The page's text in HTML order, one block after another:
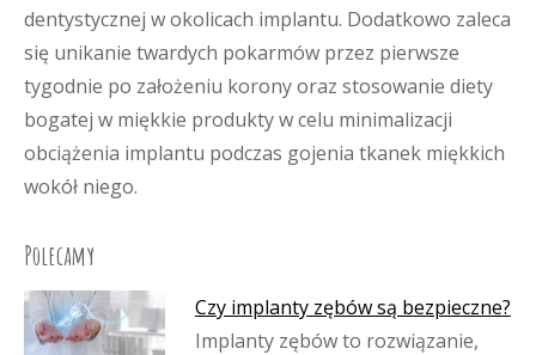
dentystycznej w okolicach implantu. Dodatkowo zaleca
się unikanie twardych pokarmów przez pierwsze
tygodnie po założeniu korony oraz stosowanie diety
bogatej w miękkie produkty w celu minimalizacji
obciążenia implantu podczas gojenia tkanek miękkich
wokół niego.
Polecamy
Czy implanty zębów są bezpieczne?
Implanty zębów to rozwiązanie,